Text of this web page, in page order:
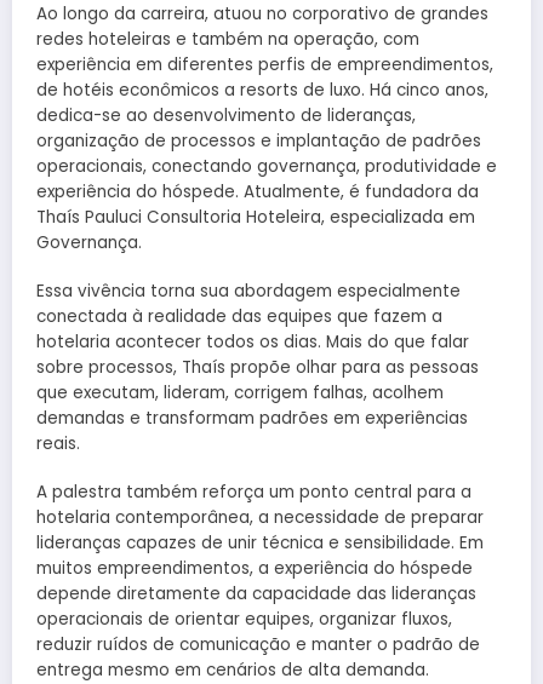
Ao longo da carreira, atuou no corporativo de grandes
redes hoteleiras e também na operação, com
experiência em diferentes perfis de empreendimentos,
de hotéis econômicos a resorts de luxo. Há cinco anos,
dedica-se ao desenvolvimento de lideranças,
organização de processos e implantação de padrões
operacionais, conectando governança, produtividade e
experiência do hóspede. Atualmente, é fundadora da
Thaís Pauluci Consultoria Hoteleira, especializada em
Governança.
Essa vivência torna sua abordagem especialmente
conectada à realidade das equipes que fazem a
hotelaria acontecer todos os dias. Mais do que falar
sobre processos, Thaís propõe olhar para as pessoas
que executam, lideram, corrigem falhas, acolhem
demandas e transformam padrões em experiências
reais.
A palestra também reforça um ponto central para a
hotelaria contemporânea, a necessidade de preparar
lideranças capazes de unir técnica e sensibilidade. Em
muitos empreendimentos, a experiência do hóspede
depende diretamente da capacidade das lideranças
operacionais de orientar equipes, organizar fluxos,
reduzir ruídos de comunicação e manter o padrão de
entrega mesmo em cenários de alta demanda.